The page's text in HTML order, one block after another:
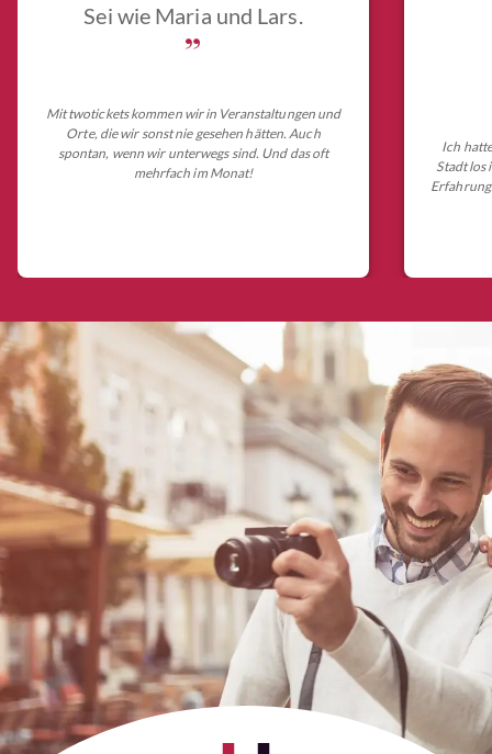
Sei wie Maria und Lars.
„
Mit twotickets kommen wir in Veranstaltungen und
Orte, die wir sonst nie gesehen hätten. Auch
spontan, wenn wir unterwegs sind. Und das oft
mehrfach im Monat!
Ich
Stadt los